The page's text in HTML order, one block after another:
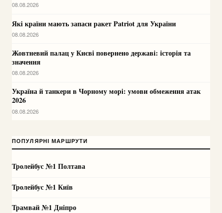
08.08.2026
Які країни мають запаси ракет Patriot для України
08.08.2026
Жовтневий палац у Києві повернено державі: історія та
значення
08.08.2026
Україна й танкери в Чорному морі: умови обмеження атак
2026
08.08.2026
ПОПУЛЯРНІ МАРШРУТИ
Тролейбус №1 Полтава
Тролейбус №1 Київ
Трамвай №1 Дніпро